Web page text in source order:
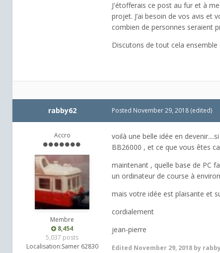
J'étofferais ce post au fur et à
projet. J’ai besoin de vos avis et
combien de personnes seraient
Discutons de tout cela
rabby62
Accro
Membre
8,454
5,037 posts
Localisation:Samer 62830
Posted November 29, 2018 (edited)
voilà une belle idée en
BB26000 , et ce que vous êtes
maintenant , quelle base de PC
un ordinateur de course à
mais votre idée est plaisante et
cordialement
jean-pierre
Edited November 29, 2018 by